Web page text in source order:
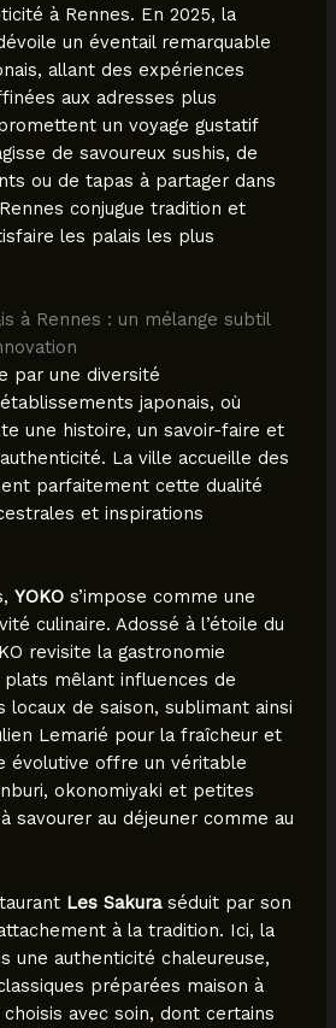
à Rennes. En 2025, la
un éventail remarquable
allant des expériences
aux adresses plus
un voyage gustatif
de savoureux sushis, de
ou de tapas à partager dans
conjugue tradition et
les palais les plus
à Rennes : un mélange subtil
par une diversité
japonais, où
une histoire, un savoir-faire et
La ville accueille des
parfaitement cette dualité
et inspirations
YOKOs’impose comme une
culinaire. Adossé à l’étoile du
revisite la gastronomie
plats mêlant influences de
locaux de saison, sublimant ainsi
Lemarié pour la fraîcheur et
évolutive offre un véritable
okonomiyaki et petites
savourer au déjeuner comme au
Les Sakuraséduit par son
à la tradition. Ici, la
une authenticité chaleureuse,
préparées maison à
avec soin, dont certains